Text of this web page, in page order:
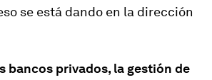
se está dando en la dirección
bancos privados, la gestión de